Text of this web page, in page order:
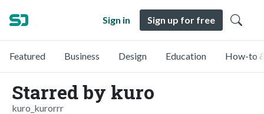
Sign in Sign up for free
Featured Business Design Education How-to
Starred by kuro
kuro_kurorrr